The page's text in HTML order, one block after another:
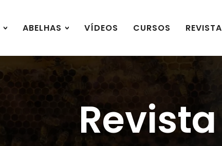
ABELHAS VÍDEOS CURSOS REVISTA
Revista